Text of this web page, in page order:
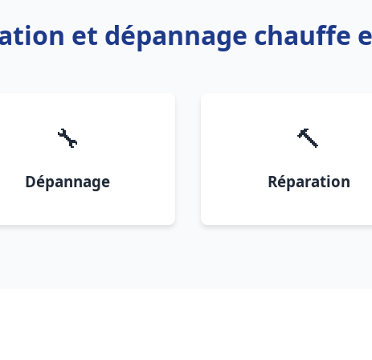
et dépannage chauffe
🔧
Dépannage
🔨
Réparation